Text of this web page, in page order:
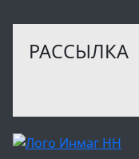
РАССЫЛКА